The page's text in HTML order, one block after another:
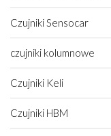
Czujniki Sensocar
czujniki kolumnowe
Czujniki Keli
Czujniki HBM